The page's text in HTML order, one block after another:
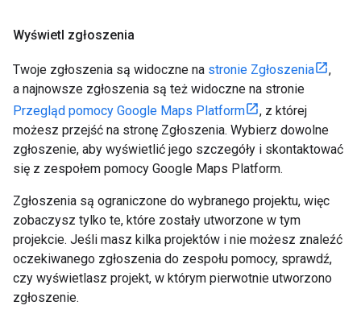
Wyświetl zgłoszenia
Twoje zgłoszenia są widoczne na stronie Zgłoszenia
,
a najnowsze zgłoszenia są też widoczne na stronie
Przegląd pomocy Google Maps Platform
, z której
możesz przejść na stronę Zgłoszenia. Wybierz dowolne
zgłoszenie, aby wyświetlić jego szczegóły i skontaktować
się z zespołem pomocy Google Maps Platform.
Zgłoszenia są ograniczone do wybranego projektu, więc
zobaczysz tylko te, które zostały utworzone w tym
projekcie. Jeśli masz kilka projektów i nie możesz znaleźć
oczekiwanego zgłoszenia do zespołu pomocy, sprawdź,
czy wyświetlasz projekt, w którym pierwotnie utworzono
zgłoszenie.